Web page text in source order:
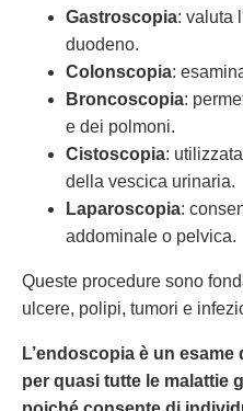
Gastroscopia: valuta
duodeno.
Colonscopia:
Broncoscopia:
e dei polmoni.
Cistoscopia:
della vescica urinaria.
Laparoscopia:
addominale o pelvica.
Queste procedure sono
ulcere, polipi, tumori e
L’endoscopia è un
per quasi tutte le malattie